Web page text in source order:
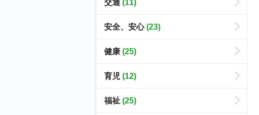
交通 (11)
安全、安心(23)
健康 (25)
育児 (12)
福祉 (25)